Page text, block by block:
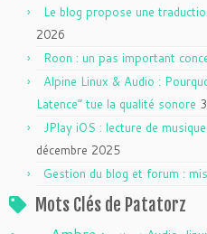
Le blog propose une
2026
Roon : un pas important
Alpine Linux & Audio :
Latence” tue la qualité sonore
JPlay iOS : lecture de
décembre 2025
Gestion du blog et forum :
Mots Clés de Patatorz